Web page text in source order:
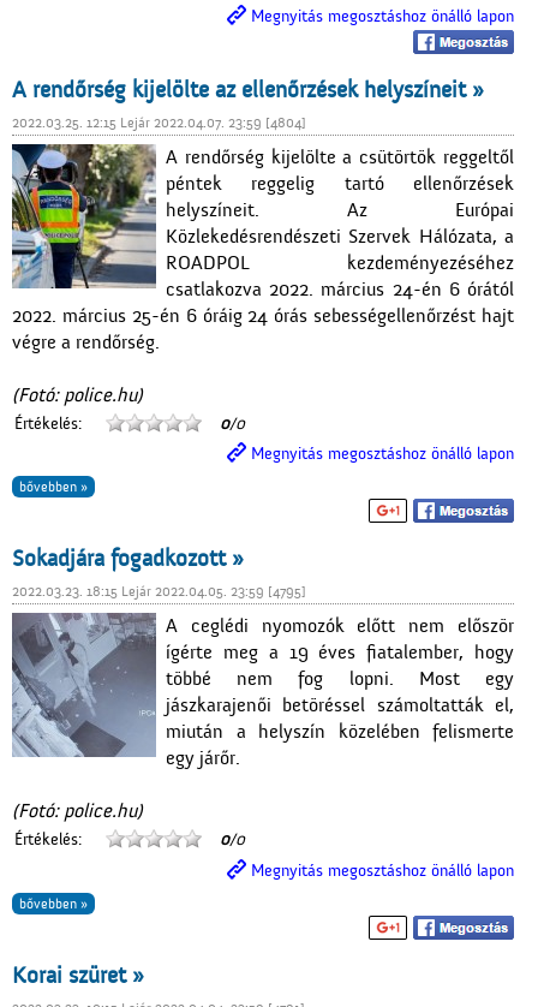
Megnyitás megosztáshoz önálló lapon
A rendőrség kijelölte az ellenőrzések helyszíneit »
2022.03.25. 12:15 Lejár 2022.04.07. 23:59 [4804]
A rendőrség kijelölte a csütörtök reggeltől
péntek reggelig tartó ellenőrzések
helyszíneit. Az Európai
Közlekedésrendészeti Szervek Hálózata, a
ROADPOL kezdeményezéséhez
csatlakozva 2022. március 24-én 6 órától
2022. március 25-én 6 óráig 24 órás sebességellenőrzést hajt
végre a rendőrség.
(Fotó: police.hu)
Értékelés: 0/0
Megnyitás megosztáshoz önálló lapon
bővebben »
Sokadjára fogadkozott »
2022.03.23. 18:15 Lejár 2022.04.05. 23:59 [4795]
A ceglédi nyomozók előtt nem először
ígérte meg a 19 éves fiatalember, hogy
többé nem fog lopni. Most egy
jászkarajenői betöréssel számoltatták el,
miután a helyszín közelében felismerte
egy járőr.
(Fotó: police.hu)
Értékelés: 0/0
Megnyitás megosztáshoz önálló lapon
bővebben »
Korai szüret »